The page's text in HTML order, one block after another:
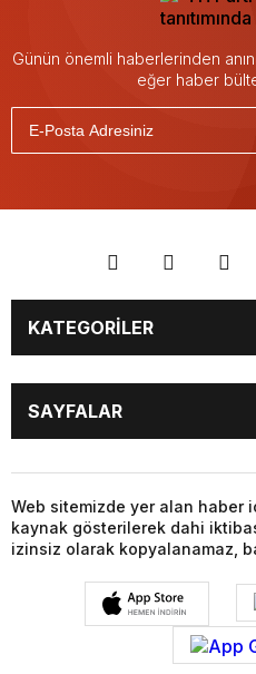
Günün önemli haberlerinden
eğer haber
KATEGORİLER
GÜNDEM
SİYASET
SPOR
SAĞLIK
YAŞAM
KÜLTÜR SANAT
SAYFALAR
CANLI SONUÇLAR
FİKSTÜR
FİRMA REHBERİ
HABER GÖNDER
HİSSELER
Web sitemizde yer alan haber
kaynak gösterilerek dahi
izinsiz olarak kopyalanamaz,